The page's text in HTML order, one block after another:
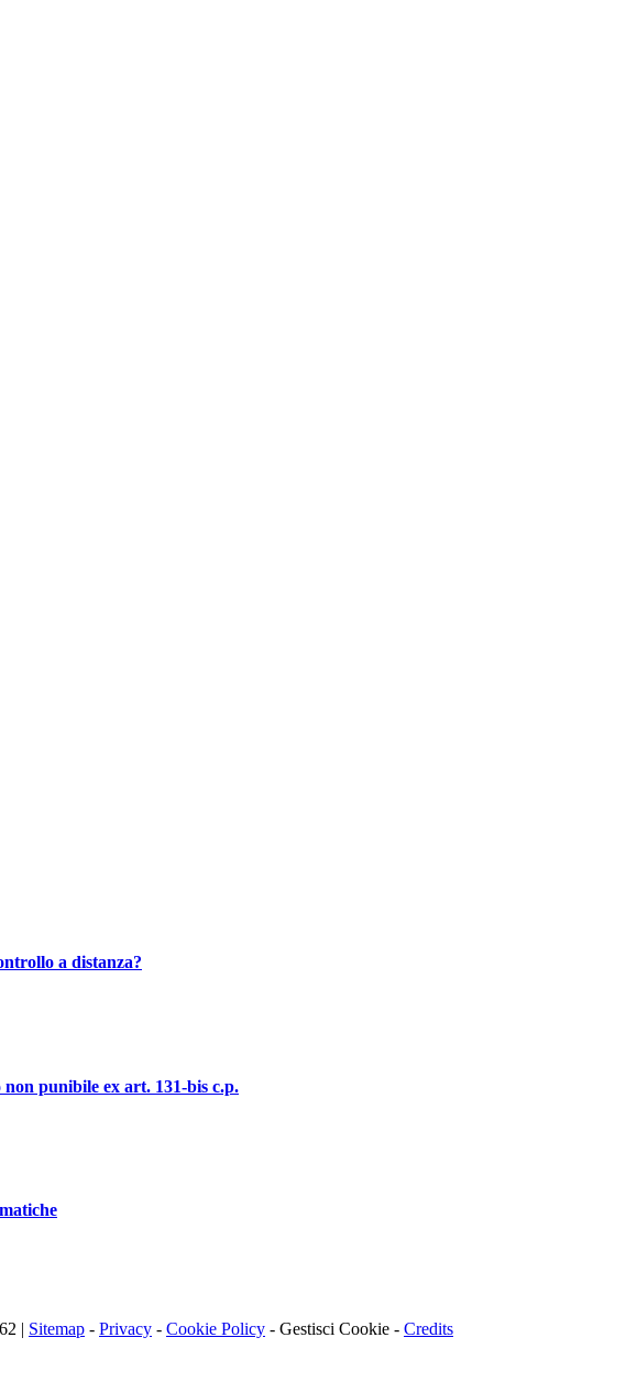
a distanza?
punibile ex art. 131-bis c.p.
| Sitemap - Privacy - Cookie Policy - Gestisci Cookie - Credits